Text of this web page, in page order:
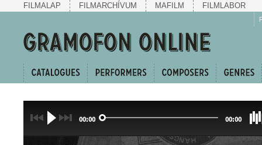
FILMALAP FILMARCHÍVUM MAFILM FILMLABOR
00:00 00:00